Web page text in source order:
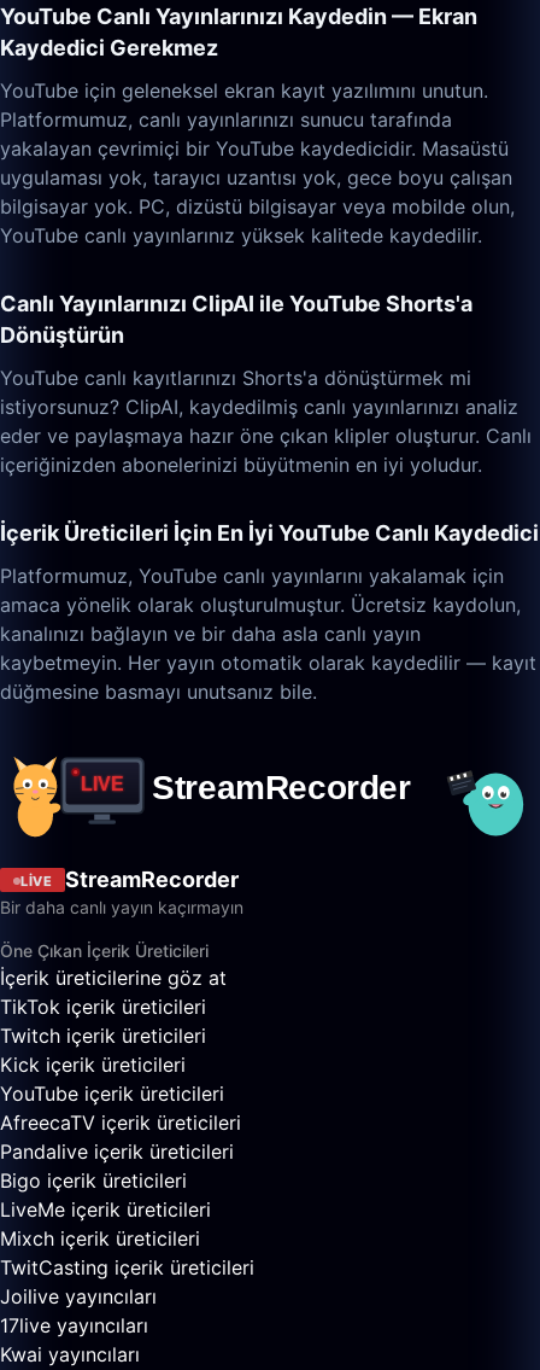
YouTube Canlı Yayınlarınızı Kaydedin — Ekran
Kaydedici Gerekmez
YouTube için geleneksel ekran kayıt yazılımını unutun.
Platformumuz, canlı yayınlarınızı sunucu tarafında
yakalayan çevrimiçi bir YouTube kaydedicidir. Masaüstü
uygulaması yok, tarayıcı uzantısı yok, gece boyu çalışan
bilgisayar yok. PC, dizüstü bilgisayar veya mobilde olun,
YouTube canlı yayınlarınız yüksek kalitede kaydedilir.
Canlı Yayınlarınızı ClipAI ile YouTube Shorts'a
Dönüştürün
YouTube canlı kayıtlarınızı Shorts'a dönüştürmek mi
istiyorsunuz? ClipAI, kaydedilmiş canlı yayınlarınızı analiz
eder ve paylaşmaya hazır öne çıkan klipler oluşturur. Canlı
içeriğinizden abonelerinizi büyütmenin en iyi yoludur.
İçerik Üreticileri İçin En İyi YouTube Canlı Kaydedici
Platformumuz, YouTube canlı yayınlarını yakalamak için
amaca yönelik olarak oluşturulmuştur. Ücretsiz kaydolun,
kanalınızı bağlayın ve bir daha asla canlı yayın
kaybetmeyin. Her yayın otomatik olarak kaydedilir — kayıt
düğmesine basmayı unutsanız bile.
LIVE StreamRecorder
Bir daha canlı yayın kaçırmayın
Öne Çıkan İçerik Üreticileri
İçerik üreticilerine göz at
TikTok içerik üreticileri
Twitch içerik üreticileri
Kick içerik üreticileri
YouTube içerik üreticileri
AfreecaTV içerik üreticileri
Pandalive içerik üreticileri
Bigo içerik üreticileri
LiveMe içerik üreticileri
Mixch içerik üreticileri
TwitCasting içerik üreticileri
Joilive yayıncıları
17live yayıncıları
Kwai yayıncıları